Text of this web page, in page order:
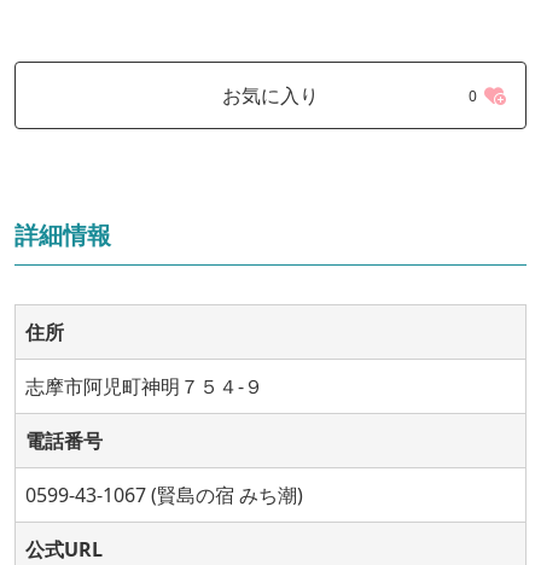
お気に入り 0
詳細情報
住所
志摩市阿児町神明７５４-９
電話番号
0599-43-1067 (賢島の宿 みち潮)
公式URL